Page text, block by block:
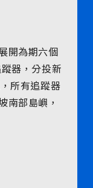
開為期六個
蹤器，分投新
所有追蹤器
南部島嶼，